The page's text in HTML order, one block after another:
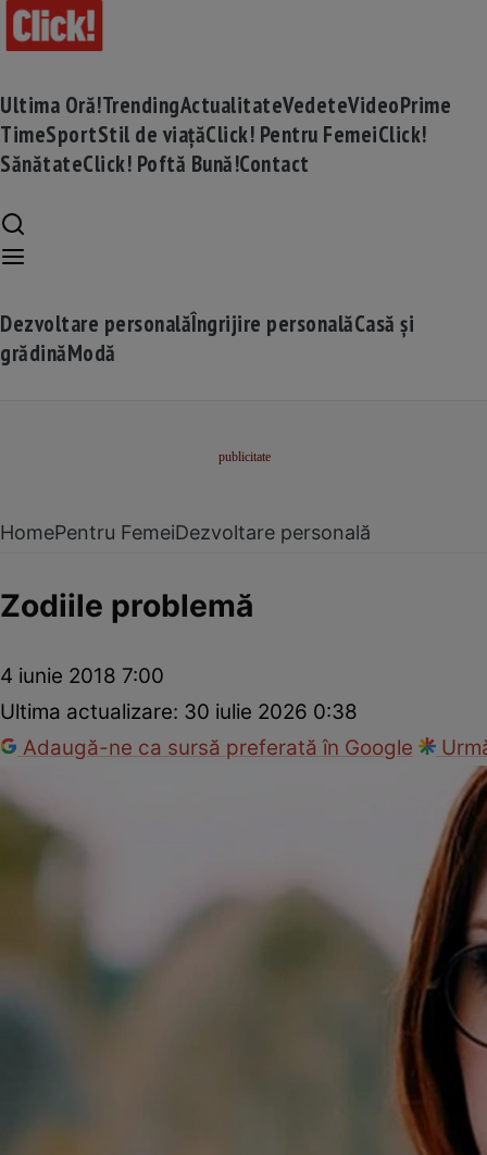
Ultima Oră!TrendingActualitateVedeteVideoPrime
TimeSportStil de viațăClick! Pentru FemeiClick!
SănătateClick! Poftă Bună!Contact
Dezvoltare personalăÎngrijire personalăCasă și
grădinăModă
HomePentru FemeiDezvoltare personală
Zodiile problemă
4 iunie 2018 7:00
Ultima actualizare: 30 iulie 2026 0:38
Adaugă-ne ca sursă preferată în Google